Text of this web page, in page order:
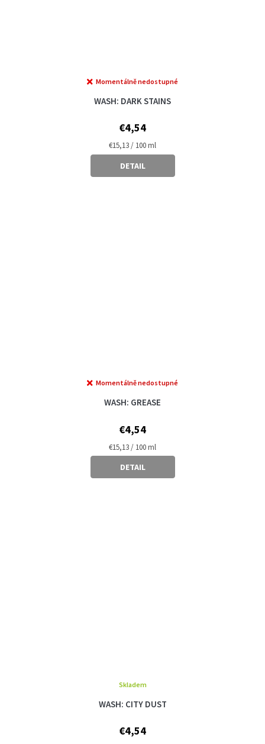
WASH: DARK STAINS
Momentálně nedostupné
€4,54
Measure
price:
€15,13 / 100 ml
DETAIL
WASH: GREASE
Momentálně nedostupné
€4,54
Measure
price:
€15,13 / 100 ml
DETAIL
WASH: CITY DUST
Skladem
€4,54